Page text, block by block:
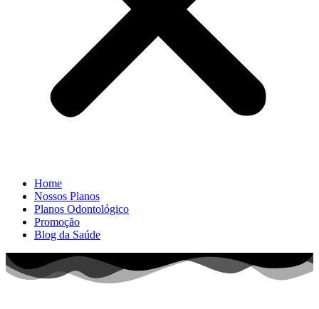
Home
Nossos Planos
Planos Odontológico
Promoção
Blog da Saúde